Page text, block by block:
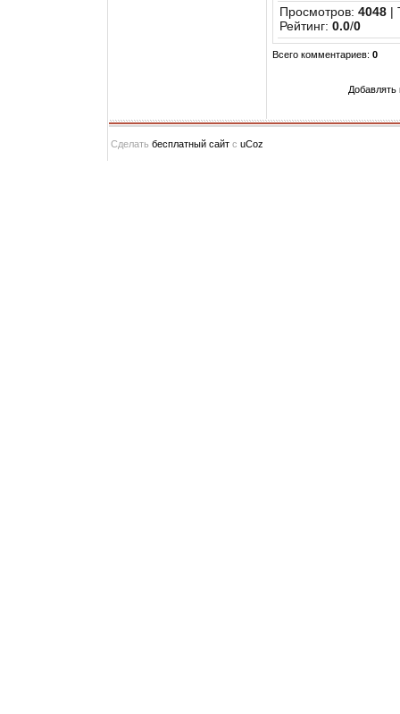
Просмотров: 4048 |
Рейтинг: 0.0/0
Всего комментариев: 0
Добавлять
Сделать бесплатный сайт с uCoz